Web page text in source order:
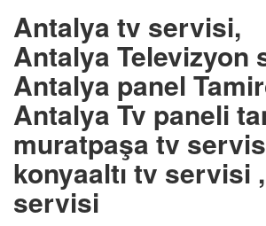
Antalya tv servisi,
Antalya Televizyon
Antalya panel
Antalya Tv paneli
muratpaşa tv
konyaaltı tv servisi
servisi